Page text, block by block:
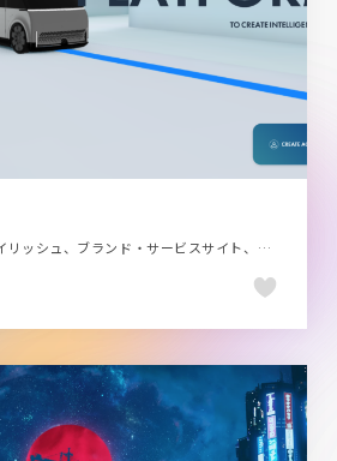
LP・特集ページ、スタイリッシュ、ブランド・サービスサイト、ブルー系、ホワイト系、ポップ、モーション多め、自動車・乗り物・交通